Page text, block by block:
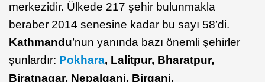
merkezidir. Ülkede 217 şehir bulunmakla
beraber 2014 senesine kadar bu sayı 58’di.
Kathmandu’nun yanında bazı önemli şehirler
şunlardır: Pokhara, Lalitpur, Bharatpur,
Biratnagar, Nepalganj, Birganj,